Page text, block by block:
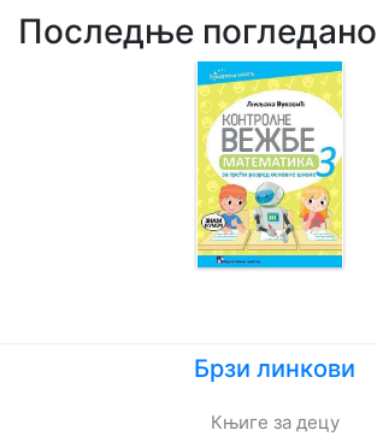
Последње погледано
Брзи линкови
Књиге за децу